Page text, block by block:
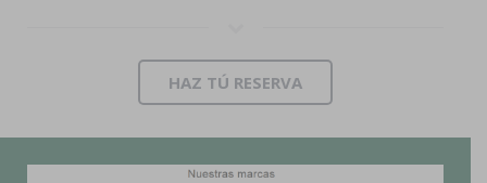
HAZ TÚ RESERVA